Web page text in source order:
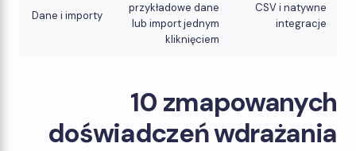
Dane i importy
przykładowe dane
lub import jednym
kliknięciem
CSV i natywne
integracje
10 zmapowanych
doświadczeń wdrażania